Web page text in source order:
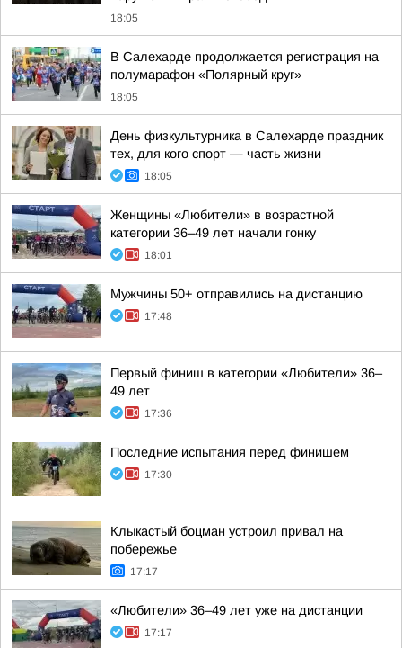
18:05
В Салехарде продолжается регистрация на
полумарафон «Полярный круг»
18:05
День физкультурника в Салехарде праздник
тех, для кого спорт — часть жизни
18:05
Женщины «Любители» в возрастной
категории 36–49 лет начали гонку
18:01
Мужчины 50+ отправились на дистанцию
17:48
Первый финиш в категории «Любители» 36–
49 лет
17:36
Последние испытания перед финишем
17:30
Клыкастый боцман устроил привал на
побережье
17:17
«Любители» 36–49 лет уже на дистанции
17:17